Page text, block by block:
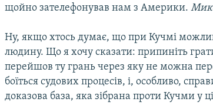
щойно зателефонував нам з Америки.
Ну, якщо хтось думає, що при Кучмі
людину. Що я хочу сказати: припиніть
перейшов ту грань через яку не можна
боїться судових процесів, і, особливо,
доказова база, яка зібрана проти Кучми у